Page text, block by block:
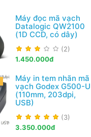
Máy đọc mã vạch
Datalogic QW2100
(1D CCD, có dây)
(2)
1.450.000đ
Máy in tem nhãn mã
vạch Godex G500-U
(110mm, 203dpi,
USB)
(3)
3.350.000đ